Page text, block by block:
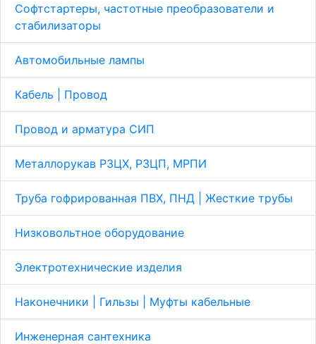
Софтстартеры, частотные преобразователи и
стабилизаторы
Автомобильные лампы
Кабель | Провод
Провод и арматура СИП
Металлорукав Р3ЦХ, Р3ЦП, МРПИ
Труба гофрированная ПВХ, ПНД | Жесткие трубы
Низковольтное оборудование
Электротехнические изделия
Наконечники | Гильзы | Муфты кабельные
Инженерная сантехника